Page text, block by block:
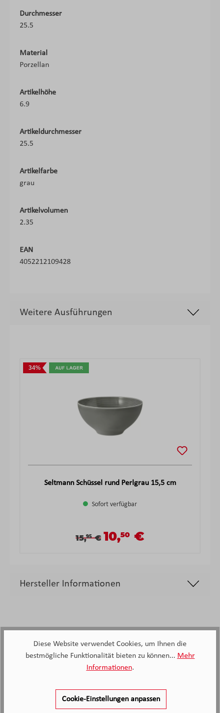
Durchmesser
25.5
Material
Porzellan
Artikelhöhe
6.9
Artikeldurchmesser
25.5
Artikelfarbe
grau
Artikelvolumen
2.35
EAN
4052212109428
Weitere Ausführungen
34%
Seltmann Schüssel rund Perlgrau 15,5 cm
Sofort verfügbar
Verkaufspreis:
Regulärer Preis:
15,95€ Verkaufspreis:
10,50 €
Hersteller Informationen
2.138
Diese Website verwendet Cookies, um Ihnen die
bestmögliche Funktionalität bieten zu können... Mehr
Informationen.
Cookie-Einstellungen anpassen